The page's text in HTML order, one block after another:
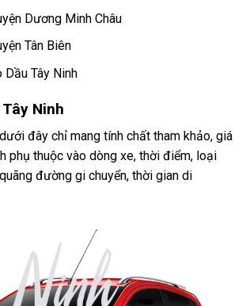
Dương Minh Châu
Tân Biên
Dầu Tây Ninh
Ninh
đây chỉ mang tính chất tham khảo, giá
phụ thuộc vào dòng xe, thời điểm, loại
đường gi chuyển, thời gian di